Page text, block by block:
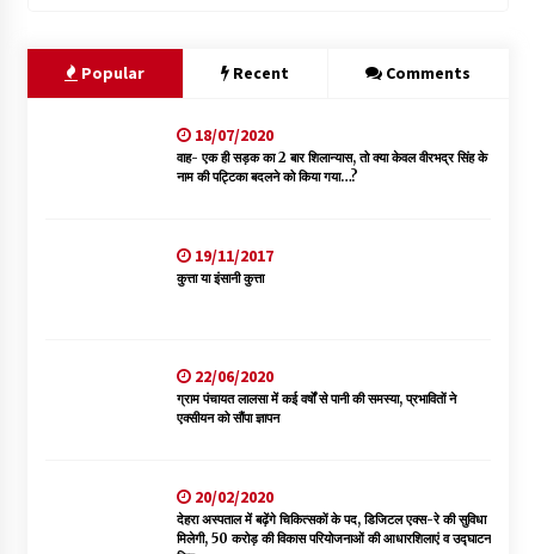
Popular Recent Comments
18/07/2020
वाह- एक ही सड़क का 2 बार शिलान्यास, तो क्या केवल वीरभद्र सिंह के
नाम की पट्टिका बदलने को किया गया…?
19/11/2017
कुत्ता या इंसानी कुत्ता
22/06/2020
ग्राम पंचायत लालसा में कई वर्षों से पानी की समस्या, प्रभावितों ने
एक्सीयन को सौंपा ज्ञापन
20/02/2020
देहरा अस्पताल में बढ़ेंगे चिकित्सकों के पद, डिजिटल एक्स-रे की सुविधा
मिलेगी, 50 करोड़ की विकास परियोजनाओं की आधारशिलाएं व उद्घाटन